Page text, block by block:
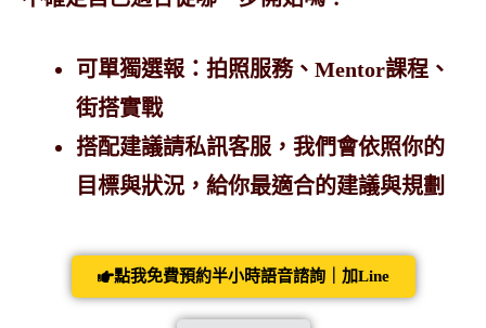
可單獨選報：拍照服務、Mentor課程、
街搭實戰
搭配建議請私訊客服， 我們會依照你的
目標與狀況，給你最適合的建議與規劃
點我免費預約半小時語音諮詢｜加Line